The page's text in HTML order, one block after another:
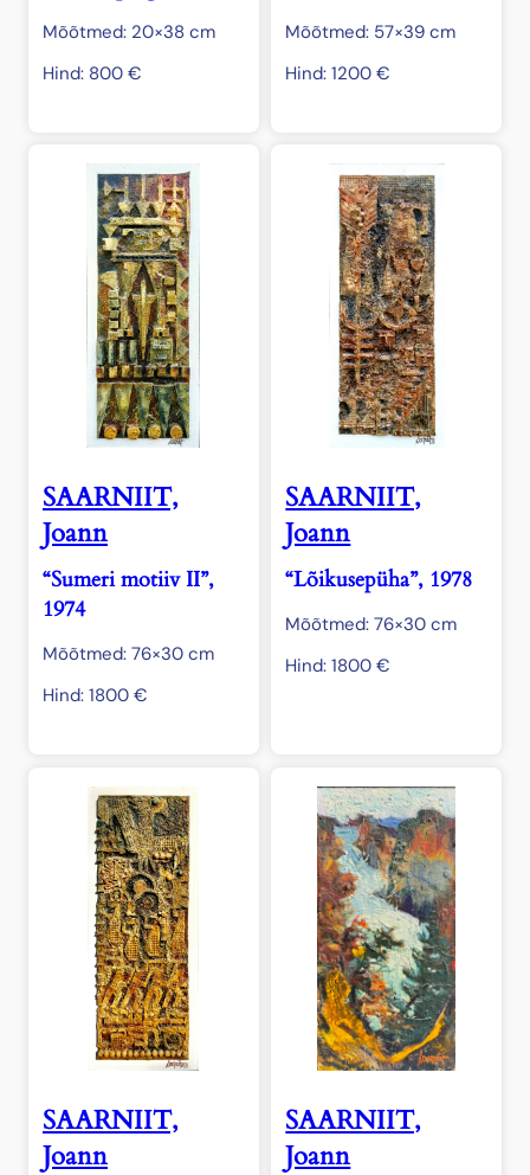
Mõõtmed: 20×38 cm
Hind: 800 €
Mõõtmed: 57×39 cm
Hind:1200€
SAARNIIT,
Joann
“Sumeri motiiv II”,
1974
Mõõtmed: 76×30 cm
Hind: 1800 €
SAARNIIT,
Joann
“Lõikusepüha”, 1978
Mõõtmed: 76×30 cm
Hind:1800€
SAARNIIT,
Joann
SAARNIIT,
Joann